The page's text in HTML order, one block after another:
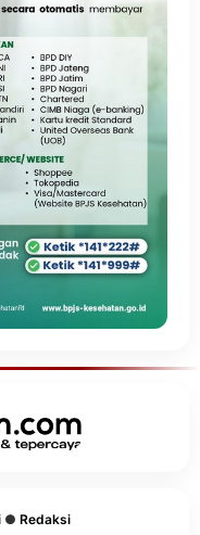
● Redaksi